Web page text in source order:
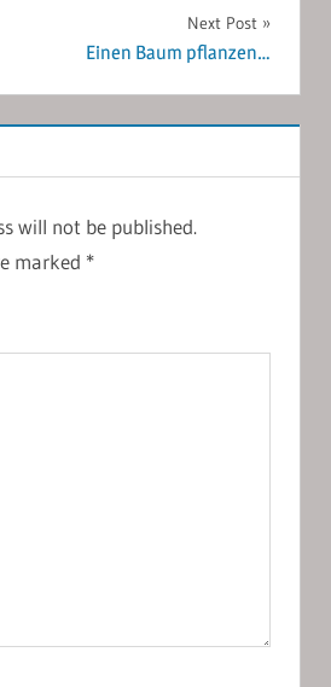
Next Post
Einen Baum pflanzen…
will not be published.
marked *